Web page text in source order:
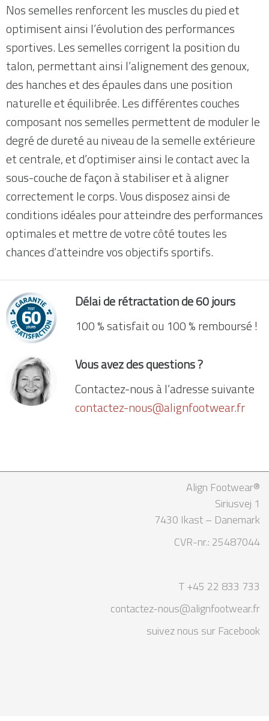
Nos semelles renforcent les muscles du pied et
optimisent ainsi l’évolution des performances
sportives. Les semelles corrigent la position du
talon, permettant ainsi l’alignement des genoux,
des hanches et des épaules dans une position
naturelle et équilibrée. Les différentes couches
composant nos semelles permettent de moduler le
degré de dureté au niveau de la semelle extérieure
et centrale, et d’optimiser ainsi le contact avec la
sous-couche de façon à stabiliser et à aligner
correctement le corps. Vous disposez ainsi de
conditions idéales pour atteindre des performances
optimales et mettre de votre côté toutes les
chances d’atteindre vos objectifs sportifs.
Délai de rétractation de 60 jours
100 % satisfait ou 100 % remboursé !
Vous avez des questions ?
Contactez-nous à l’adresse suivante
contactez-nous@alignfootwear.fr
Align Footwear®
Siriusvej 1
7430 Ikast – Danemark
CVR-nr.: 25487044
T +45 22 833 733
contactez-nous@alignfootwear.fr
suivez nous sur Facebook